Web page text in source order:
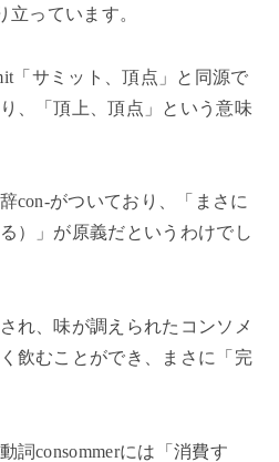
立っています。
「サミット、頂点」と同源で
、「頂上、頂点」という意味
con-がついており、「まさに
）」が原義だというわけでし
れ、味が調えられたコンソメ
飲むことができ、まさに「完
詞consommerには「消費す